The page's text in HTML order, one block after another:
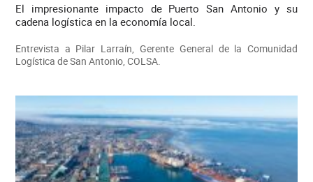
El impresionante impacto de Puerto San Antonio y su
cadena logística en la economía local.
Entrevista a Pilar Larraín, Gerente General de la Comunidad
Logística de San Antonio, COLSA.